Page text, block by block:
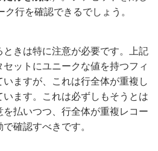
行を確認できるでしょう。
きは特に注意が必要です。上記
ットにユニークな値を持つフィ
ますが、これは行全体が重複し
ます。これは必ずしもそうとは
払いつつ、行全体が重複レコー
確認すべきです。